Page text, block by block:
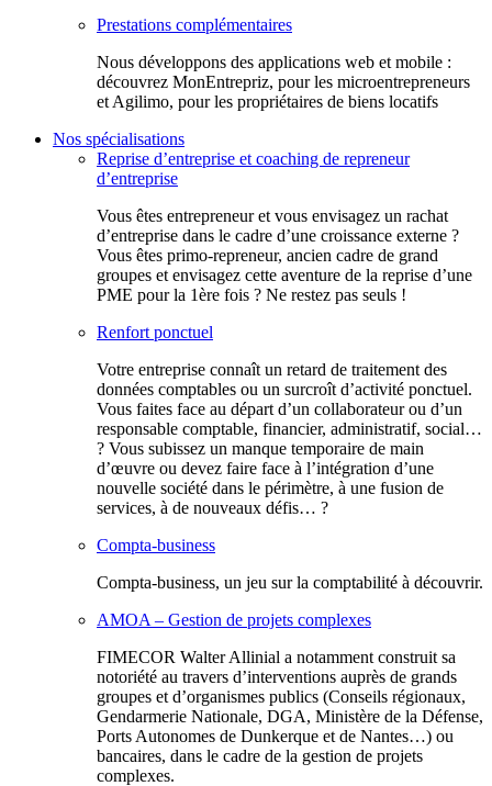
Prestations complémentaires
Nous développons des applications web et mobile :
découvrez MonEntrepriz, pour les microentrepreneurs
et Agilimo, pour les propriétaires de biens locatifs
Nos spécialisations
Reprise d’entreprise et coaching de repreneur
d’entreprise
Vous êtes entrepreneur et vous envisagez un rachat
d’entreprise dans le cadre d’une croissance externe ?
Vous êtes primo-repreneur, ancien cadre de grand
groupes et envisagez cette aventure de la reprise d’une
PME pour la 1ère fois ? Ne restez pas seuls !
Renfort ponctuel
Votre entreprise connaît un retard de traitement des
données comptables ou un surcroît d’activité ponctuel.
Vous faites face au départ d’un collaborateur ou d’un
responsable comptable, financier, administratif, social…
? Vous subissez un manque temporaire de main
d’œuvre ou devez faire face à l’intégration d’une
nouvelle société dans le périmètre, à une fusion de
services, à de nouveaux défis… ?
Compta-business
Compta-business, un jeu sur la comptabilité à découvrir.
AMOA – Gestion de projets complexes
FIMECOR Walter Allinial a notamment construit sa
notoriété au travers d’interventions auprès de grands
groupes et d’organismes publics (Conseils régionaux,
Gendarmerie Nationale, DGA, Ministère de la Défense,
Ports Autonomes de Dunkerque et de Nantes…) ou
bancaires, dans le cadre de la gestion de projets
complexes.